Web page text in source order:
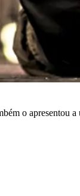
o apresentou